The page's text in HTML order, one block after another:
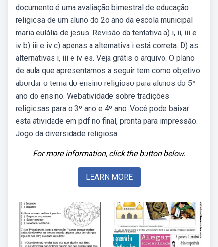
documento é uma avaliação bimestral de educação
religiosa de um aluno do 2o ano da escola municipal
maria eulália de jesus. Revisão da tentativa a) i, ii, iii e
iv b) iii e iv c) apenas a alternativa i está correta. D) as
alternativas i, iii e iv es. Veja grátis o arquivo. O plano
de aula que apresentamos a seguir tem como objetivo
abordar o tema do ensino religioso para alunos do 5º
ano do ensino. Webatividade sobre tradições
religiosas para o 3º ano e 4º ano. Você pode baixar
esta atividade em pdf no final, pronta para impressão.
Jogo da diversidade religiosa.
For more information, click the button below.
LEARN MORE